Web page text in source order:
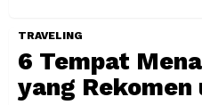
TRAVELING
6 Tempat
yang